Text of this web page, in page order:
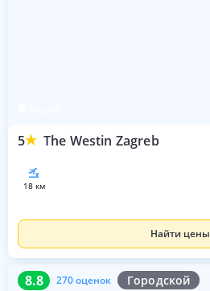
5 The Westin Zagreb
18 км
Найти цены
8.8 270 оценок Городской
8.8 270 оценок